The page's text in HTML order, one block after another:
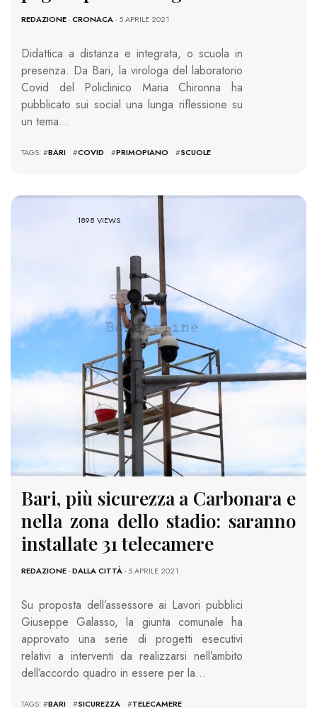
REDAZIONE-CRONACA- 5 APRILE 2021
Didattica a distanza e integrata, o scuola in
presenza. Da Bari, la virologa del laboratorio
Covid del Policlinico Maria Chironna ha
pubblicato sui social una lunga riflessione su
un tema…
TAGS: #BARI #COVID #PRIMOPIANO #SCUOLE
1898 VIEWS
Bari, più sicurezza a Carbonara e
nella zona dello stadio: saranno
installate 31 telecamere
REDAZIONE-DALLA CITTÀ- 5 APRILE 2021
Su proposta dell’assessore ai Lavori pubblici
Giuseppe Galasso, la giunta comunale ha
approvato una serie di progetti esecutivi
relativi a interventi da realizzarsi nell’ambito
dell’accordo quadro in essere per la…
TAGS: #BARI #SICUREZZA #TELECAMERE